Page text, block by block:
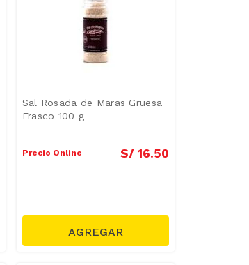
Sal Rosada de Maras Gruesa
Frasco 100 g
Precio Online S/ 16.50